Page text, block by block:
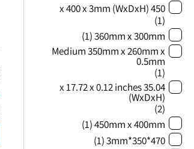
450 x 400 x 3mm (WxDxH)
(1)
360mm x 300mm
(1)
Medium 350mm x 260mm x
0.5mm
(1)
35.04 x 17.72 x 0.12 inches
(WxDxH)
(2)
450mm x 400mm
(1)
470*350*3mm
(1)